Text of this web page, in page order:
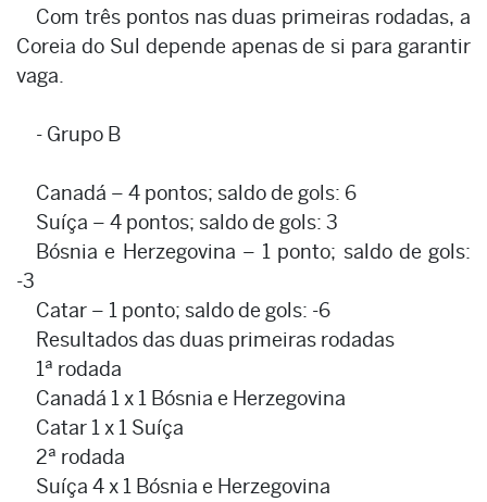
Com três pontos nas duas primeiras rodadas, a
Coreia do Sul depende apenas de si para garantir
vaga.
- Grupo B
Canadá – 4 pontos; saldo de gols: 6
Suíça – 4 pontos; saldo de gols: 3
Bósnia e Herzegovina – 1 ponto; saldo de gols:
-3
Catar – 1 ponto; saldo de gols: -6
Resultados das duas primeiras rodadas
1ª rodada
Canadá 1 x 1 Bósnia e Herzegovina
Catar 1 x 1 Suíça
2ª rodada
Suíça 4 x 1 Bósnia e Herzegovina